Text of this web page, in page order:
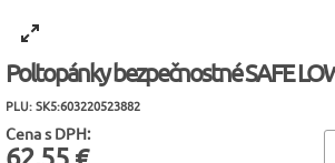
Poltopánky bezpečnostné SAFE
PLU: SK5:603220523882
Cena s DPH: